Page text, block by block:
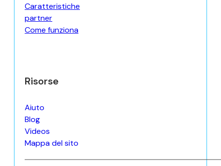
Caratteristiche
partner
Come funziona
Risorse
Aiuto
Blog
Videos
Mappa del sito